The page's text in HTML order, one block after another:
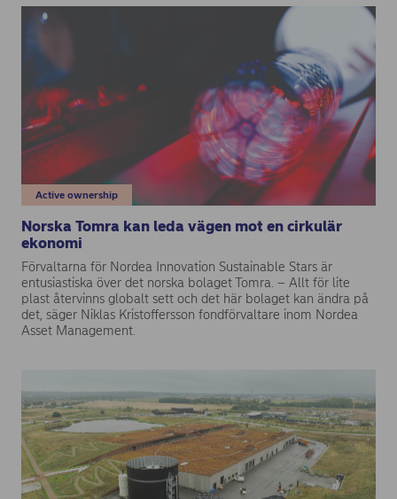
Active ownership
Norska Tomra kan leda vägen mot en cirkulär
ekonomi
Förvaltarna för Nordea Innovation Sustainable Stars är
entusiastiska över det norska bolaget Tomra. – Allt för lite
plast återvinns globalt sett och det här bolaget kan ändra på
det, säger Niklas Kristoffersson fondförvaltare inom Nordea
Asset Management.